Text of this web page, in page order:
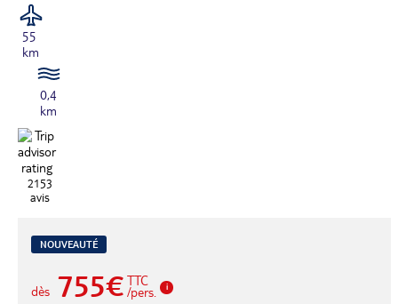
55
km
0,4
km
2153
avis
NOUVEAUTÉ
dès 755€ TTC
/pers.